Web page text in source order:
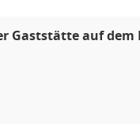
Gaststätte auf